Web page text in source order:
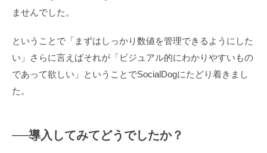
ませんでした。
ということで「まずはしっかり数値を管理できるようにした
い」さらに言えばそれが「ビジュアル的にわかりやすいもの
であって欲しい」ということでSocialDogにたどり着きまし
た。
──導入してみてどうでしたか？